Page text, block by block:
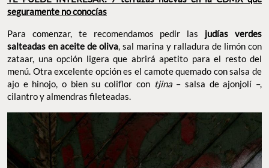
seguramente no conocías
Para comenzar, te recomendamos pedir las judías verdes
salteadas en aceite de oliva, sal marina y ralladura de limón con
zataar, una opción ligera que abrirá apetito para el resto del
menú. Otra excelente opción es el camote quemado con salsa de
ajo e hinojo, o bien su coliflor con tjina– salsa de ajonjolí –,
cilantro y almendras fileteadas.